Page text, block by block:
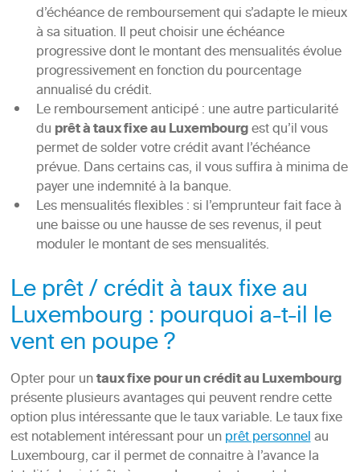
d’échéance de remboursement qui s’adapte le mieux
à sa situation. Il peut choisir une échéance
progressive dont le montant des mensualités évolue
progressivement en fonction du pourcentage
annualisé du crédit.
Le remboursement anticipé : une autre particularité
du prêt à taux fixe au Luxembourgest qu’il vous
permet de solder votre crédit avant l’échéance
prévue. Dans certains cas, il vous suffira à minima de
payer une indemnité à la banque.
Les mensualités flexibles : si l’emprunteur fait face à
une baisse ou une hausse de ses revenus, il peut
moduler le montant de ses mensualités.
Le prêt / crédit à taux fixe au
Luxembourg : pourquoi a-t-il le
vent en poupe ?
Opter pour untaux fixe pour un crédit au Luxembourg
présente plusieurs avantages qui peuvent rendre cette
option plus intéressante que le taux variable. Le taux fixe
est notablement intéressant pour unprêt personnelau
Luxembourg, car il permet de connaitre à l’avance la